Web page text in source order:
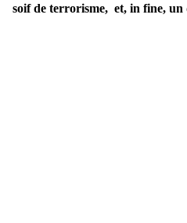
soif de terrorisme, et, in fine,